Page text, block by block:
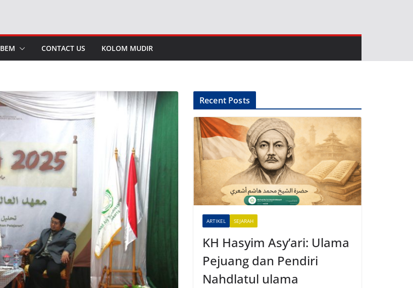
BEM CONTACT US KOLOM MUDIR
Recent Posts
ARTIKEL SEJARAH
KH Hasyim Asy’ari: Ulama
Pejuang dan Pendiri
Nahdlatul ulama